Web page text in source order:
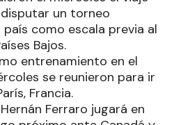
el miércoles el viaje
un torneo
como escala previa al
Bajos.
entrenamiento en el
se reunieron para ir
Francia.
Ferraro jugará en